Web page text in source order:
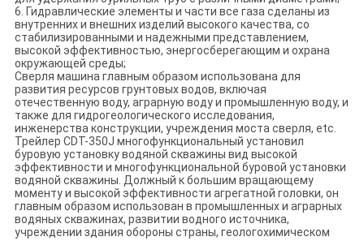
6. Гидравлические элементы и части все газа сделаны из
внутренних и внешних изделий высокого качества, со
стабилизированными и надежными представлением,
высокой эффективностью, энергосберегающим и охрана
окружающей среды;
Сверля машина главным образом использована для
развития ресурсов грунтовых водов, включая
отечественную воду, аграрную воду и промышленную воду, и
также для гидрогеологического исследования,
инженерства конструкции, учреждения моста сверля, etc.
Трейлер CDT-350J многофункциональный установил
буровую установку водяной скважины вид высокой
эффективности и многофункциональной буровой установки
водяной скважины. Должный к большим вращающему
моменту и высокой эффективности агрегатной головки, он
главным образом использован в промышленных и аграрных
водяных скважинах, развитии водного источника,
учреждении здания обороны страны, геологохимическом